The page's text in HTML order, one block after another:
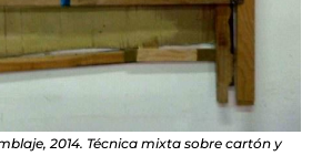
2014. Técnica mixta sobre cartón y